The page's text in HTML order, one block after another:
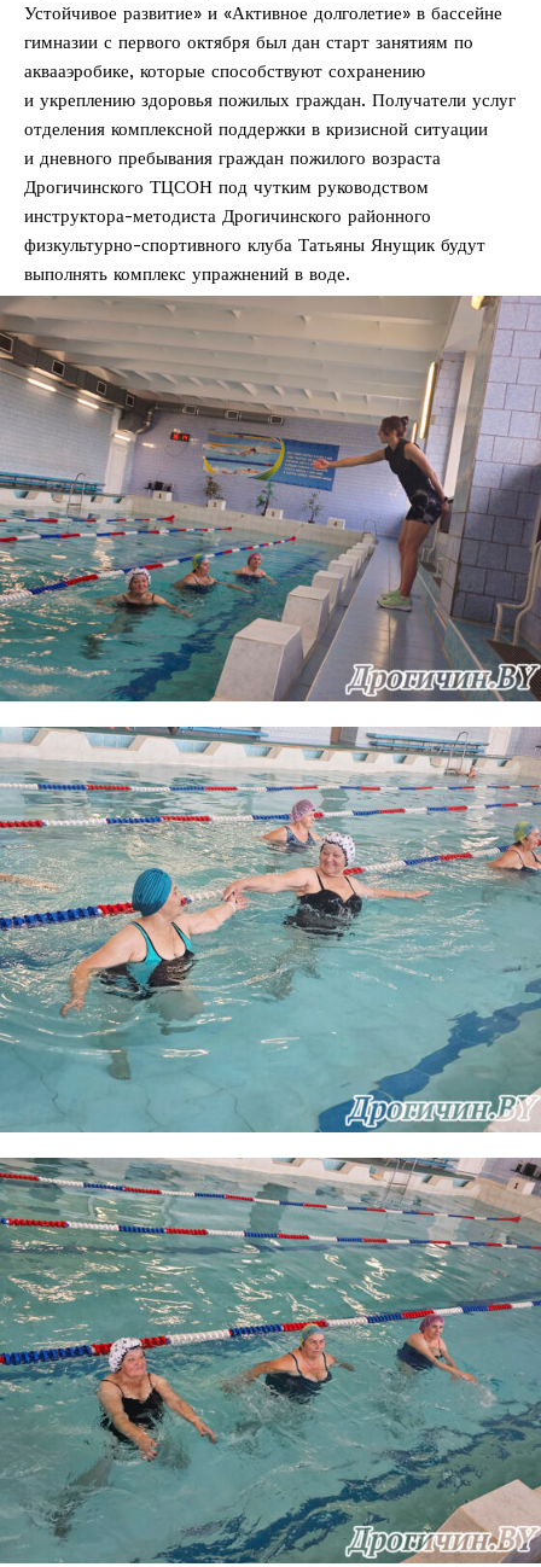
Устойчивое развитие» и «Активное долголетие» в бассейне
гимназии с первого октября был дан старт занятиям по
аквааэробике, которые способствуют сохранению
и укреплению здоровья пожилых граждан. Получатели услуг
отделения комплексной поддержки в кризисной ситуации
и дневного пребывания граждан пожилого возраста
Дрогичинского ТЦСОН под чутким руководством
инструктора-­методиста Дрогичинского районного
физкультурно-­спортивного клуба Татьяны Янущик будут
выполнять комплекс упражнений в воде.